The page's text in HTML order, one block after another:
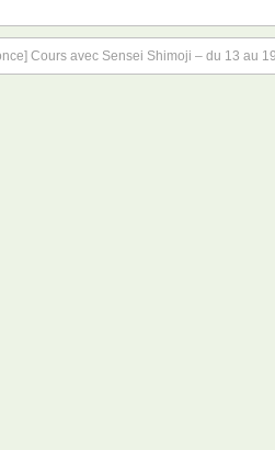
Cours avec Sensei Shimoji – du 13 au